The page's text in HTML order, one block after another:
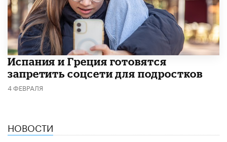
Испания и Греция готовятся
запретить соцсети для подростков
4 ФЕВРАЛЯ
НОВОСТИ